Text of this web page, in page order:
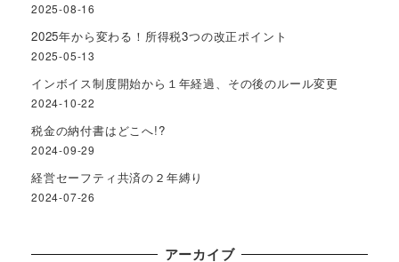
2025-08-16
2025年から変わる！所得税3つの改正ポイント
2025-05-13
インボイス制度開始から１年経過、その後のルール変更
2024-10-22
税金の納付書はどこへ!?
2024-09-29
経営セーフティ共済の２年縛り
2024-07-26
アーカイブ